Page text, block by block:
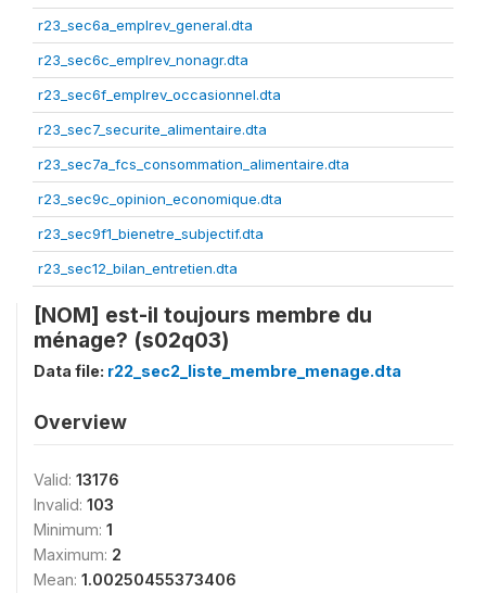
r23_sec6a_emplrev_general.dta
r23_sec6c_emplrev_nonagr.dta
r23_sec6f_emplrev_occasionnel.dta
r23_sec7_securite_alimentaire.dta
r23_sec7a_fcs_consommation_alimentaire.dta
r23_sec9c_opinion_economique.dta
r23_sec9f1_bienetre_subjectif.dta
r23_sec12_bilan_entretien.dta
[NOM] est-il toujours membre du
ménage? (s02q03)
Data file: r22_sec2_liste_membre_menage.dta
Overview
Valid: 13176
Invalid: 103
Minimum: 1
Maximum: 2
Mean: 1.00250455373406